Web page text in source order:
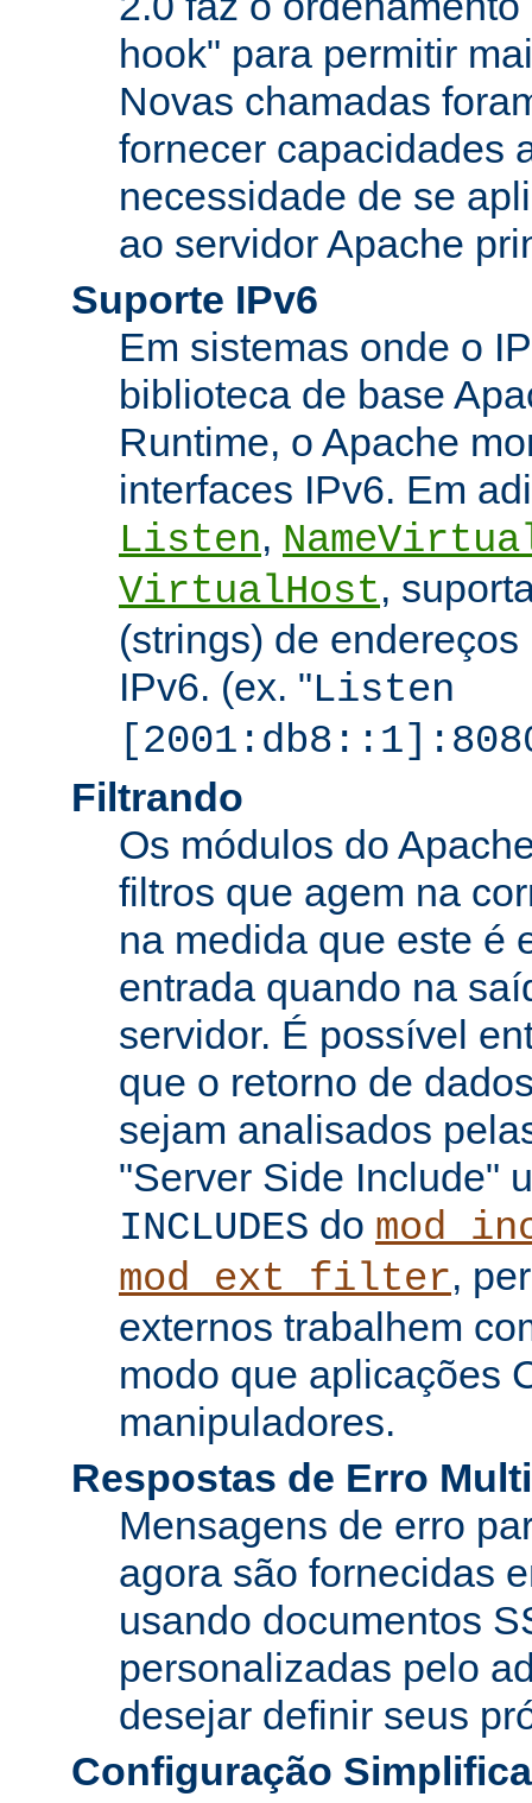
hook" para permitir
Novas chamadas
fornecer capacidades
necessidade de se
ao servidor Apache
Suporte IPv6
Em sistemas onde o
biblioteca de base
Runtime, o Apache
interfaces IPv6. Em
Listen,
VirtualHost,
(strings) de
IPv6. (ex. "Listen
Filtrando
Os módulos do
filtros que agem na
na medida que este é
entrada quando na
servidor. É possível
que o retorno de
sejam analisados
"Server Side Include"
INCLUDES do
mod_ext_filter,
externos trabalhem
modo que aplicações
manipuladores.
Respostas de Erro
Mensagens de erro
agora são fornecidas
usando documentos
personalizadas pelo
desejar definir seus
Configuração